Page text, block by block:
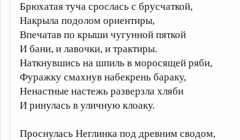
Брюхатая туча срослась с брусчаткой,
Накрыла подолом ориентиры,
Впечатав по крыши чугунной пяткой
И бани, и лавочки, и трактиры.
Наткнувшись на шпиль в моросящей ряби,
Фуражку смахнув набекрень бараку,
Ненастные настежь разверзла хляби
И ринулась в уличную клоаку.
Проснулась Неглинка под древним сводом,